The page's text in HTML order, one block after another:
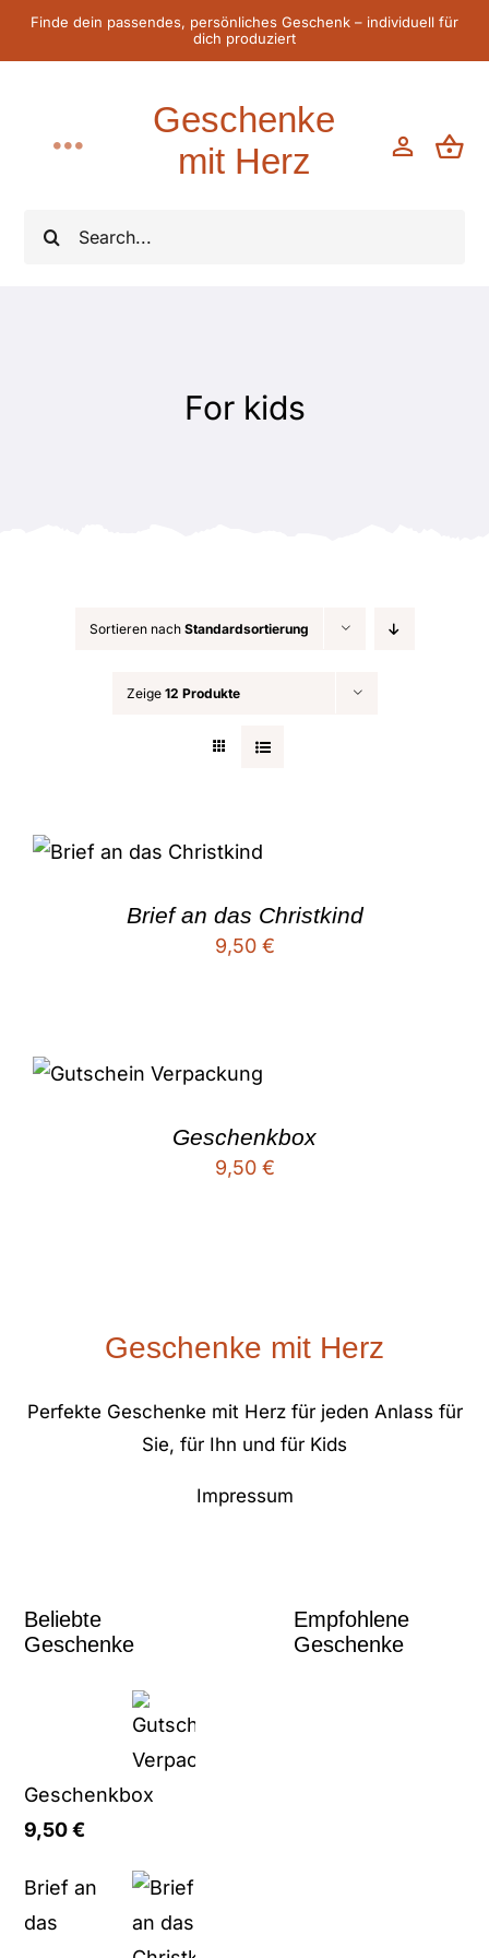
ZumFinde dein passendes, persönliches Geschenk – individuell für
dich produziert
Suche
Toggle
Navigation
Geschenke
mit Herz
For kids
Sortieren nach Standardsortierung
Zeige 12 Produkte
Brief an das Christkind
9,50 €
Geschenkbox
9,50 €
Geschenke mit Herz
Perfekte Geschenke mit Herz für jeden Anlass für
Sie, für Ihn und für Kids
Impressum
Beliebte
Geschenke
Geschenkbox
9,50€
Brief an
das
Empfohlene
Geschenke